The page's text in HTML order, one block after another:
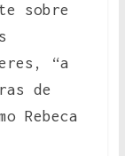
sobre
“a
de
Rebeca